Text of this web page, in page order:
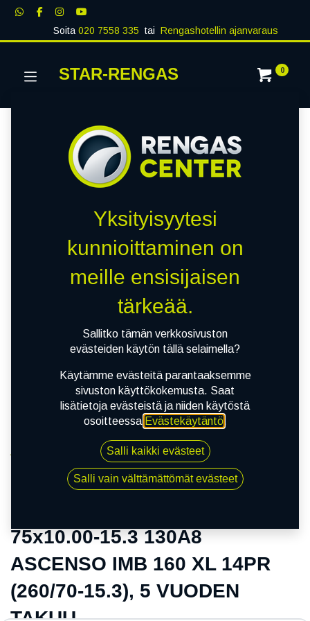
Soita020 7558 335 tai Rengashotellin ajanvaraus
STAR-RENGAS 0
75x10.00-15.3 130A8 ASCENSO IMB 160 XL 14PR
(260/70-15.3), 5 VUODEN TAKUU
75x10.00-15.3 130A8
ASCENSO IMB 160 XL 14PR
(260/70-15.3), 5 VUODEN
Yksityisyytesi
kunnioittaminen on
meille ensisijaisen
tärkeää.
Sallitko tämän verkkosivuston
evästeiden käytön tällä selaimella?
Käytämme evästeitä parantaaksemme
sivuston käyttökokemusta. Saat
lisätietoja evästeistä ja niiden käytöstä
osoitteessa Evästekäytäntö.
Salli kaikki evästeet
Salli vain välttämättömät evästeet